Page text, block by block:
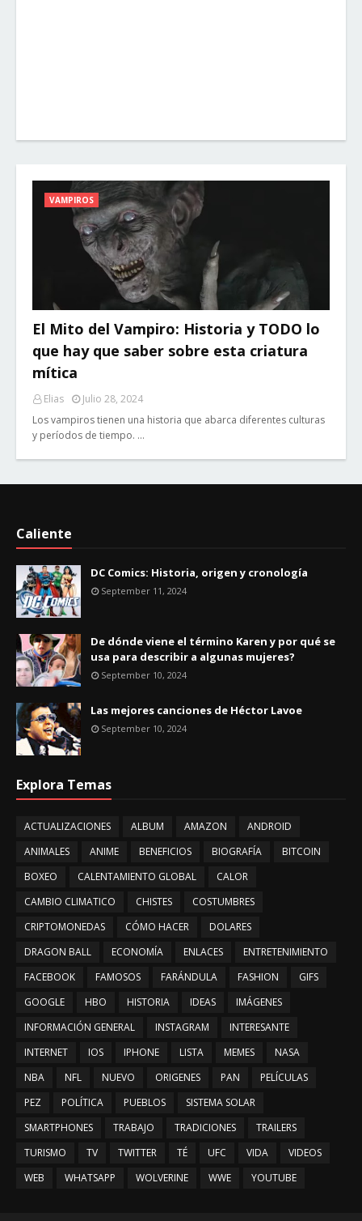
VAMPIROS
El Mito del Vampiro: Historia y TODO lo
que hay que saber sobre esta criatura
mítica
Elias
Julio 28, 2024
Los vampiros tienen una historia que abarca diferentes culturas
y períodos de tiempo. …
Caliente
DC Comics: Historia, origen y cronología
September 11, 2024
De dónde viene el término Karen y por qué se
usa para describir a algunas mujeres?
September 10, 2024
Las mejores canciones de Héctor Lavoe
September 10, 2024
Explora Temas
ACTUALIZACIONES ALBUM AMAZON
ANDROID
ANIMALES
ANIME BENEFICIOS BIOGRAFÍA
BITCOIN
BOXEO
CALENTAMIENTO GLOBAL
CALOR
CAMBIO CLIMATICO
CHISTES
COSTUMBRES
CRIPTOMONEDAS
CÓMO HACER
DOLARES
DRAGON BALL
ECONOMÍA ENLACES
ENTRETENIMIENTO
FACEBOOK
FAMOSOS FARÁNDULA FASHION
GIFS
GOOGLE
HBO HISTORIA IDEAS
IMÁGENES
INFORMACIÓN GENERAL
INSTAGRAM
INTERESANTE
INTERNET
IOS IPHONE LISTA MEMES
NASA
NBA
NFL NUEVO ORIGENES PAN
PELÍCULAS
PEZ
POLÍTICA PUEBLOS
SISTEMA SOLAR
SMARTPHONES
TRABAJO TRADICIONES
TRAILERS
TURISMO
TV TWITTER TÉ UFC VIDA
VIDEOS
WEB
WHATSAPP WOLVERINE WWE YOUTUBE